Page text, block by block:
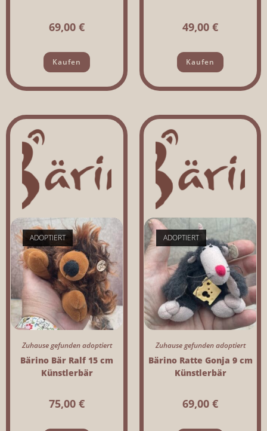
69,00 €
Kaufen
49,00 €
Kaufen
ADOPTIERT
Zuhause gefunden adoptiert
Bärino Bär Ralf 15 cm
Künstlerbär
75,00 €
ADOPTIERT
Zuhause gefunden adoptiert
Bärino Ratte Gonja 9 cm
Künstlerbär
69,00 €